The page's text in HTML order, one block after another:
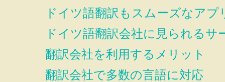
ドイツ語翻訳もスムーズなアプ
ドイツ語翻訳会社に見られるサ
翻訳会社を利用するメリット
翻訳会社で多数の言語に対応